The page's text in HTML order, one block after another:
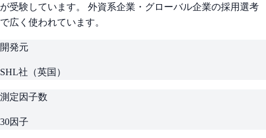
が受験しています。 外資系企業・グローバル企業の採用選考
で広く使われています。
開発元
SHL社（英国）
測定因子数
30因子